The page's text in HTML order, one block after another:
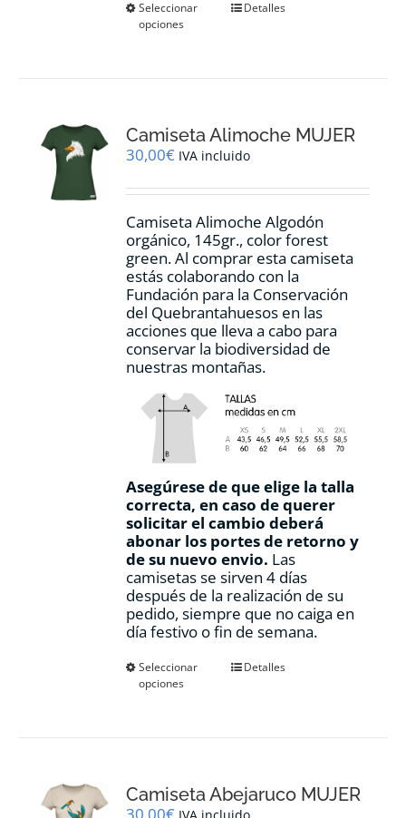
Seleccionar
opciones
Este
se
pueden
en
página
de
producto
Detalles
Camiseta Alimoche MUJER
30,00€ IVA incluido
Camiseta Alimoche Algodón
orgánico, 145gr., color forest
green. Al comprar esta camiseta
estás colaborando con la
Fundación para la Conservación
del Quebrantahuesos en las
acciones que lleva a cabo para
conservar la biodiversidad de
nuestras montañas.
Asegúrese de que elige la talla
correcta, en caso de querer
solicitar el cambio deberá
abonar los portes de retorno y
de su nuevo envio. Las
camisetas se sirven 4 días
después de la realización de su
pedido, siempre que no caiga en
día festivo o fin de semana.
Seleccionar
opciones
Este
se
pueden
Detalles
Camiseta Abejaruco MUJER
30,00€